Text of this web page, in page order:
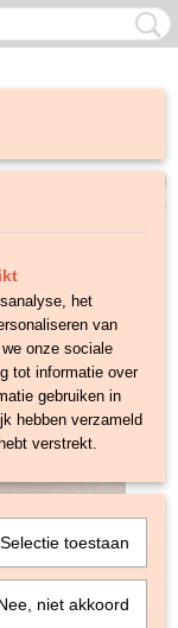
het
van
onze sociale
tot informatie over
gebruiken in
hebben verzameld
verstrekt.
Selectie toestaan
niet akkoord